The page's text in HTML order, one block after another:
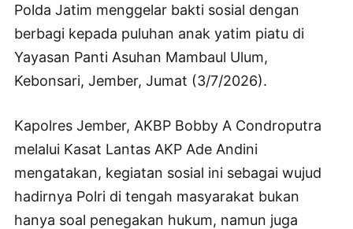
Polda Jatim menggelar bakti sosial dengan
berbagi kepada puluhan anak yatim piatu di
Yayasan Panti Asuhan Mambaul Ulum,
Kebonsari, Jember, Jumat (3/7/2026).
Kapolres Jember, AKBP Bobby A Condroputra
melalui Kasat Lantas AKP Ade Andini
mengatakan, kegiatan sosial ini sebagai wujud
hadirnya Polri di tengah masyarakat bukan
hanya soal penegakan hukum, namun juga